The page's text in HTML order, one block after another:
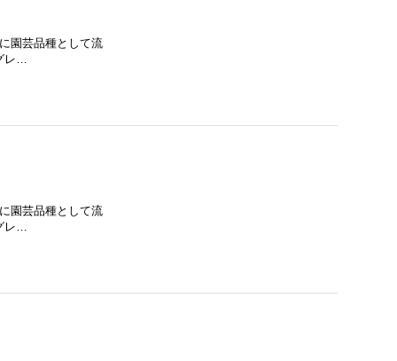
園芸品種として流
レ…
園芸品種として流
レ…